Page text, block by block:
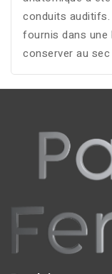
conduits
fournis dans une
conserver au